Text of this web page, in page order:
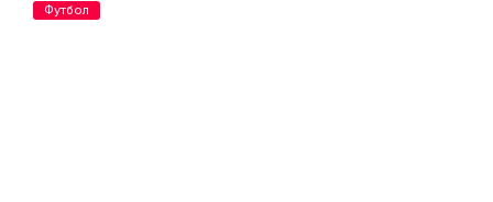
Футбол